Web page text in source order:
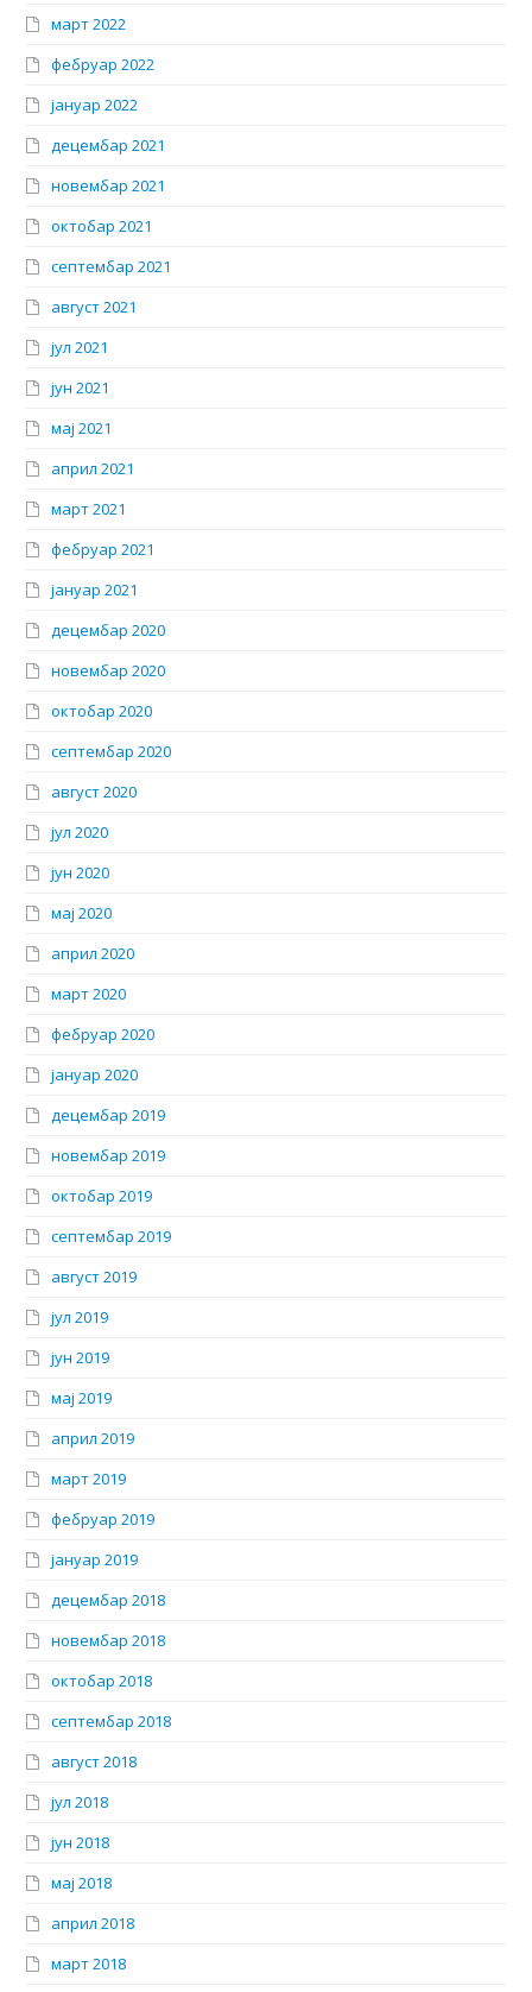
март 2022
фебруар 2022
јануар 2022
децембар 2021
новембар 2021
октобар 2021
септембар 2021
август 2021
јул 2021
јун 2021
мај 2021
април 2021
март 2021
фебруар 2021
јануар 2021
децембар 2020
новембар 2020
октобар 2020
септембар 2020
август 2020
јул 2020
јун 2020
мај 2020
април 2020
март 2020
фебруар 2020
јануар 2020
децембар 2019
новембар 2019
октобар 2019
септембар 2019
август 2019
јул 2019
јун 2019
мај 2019
април 2019
март 2019
фебруар 2019
јануар 2019
децембар 2018
новембар 2018
октобар 2018
септембар 2018
август 2018
јул 2018
јун 2018
мај 2018
април 2018
март 2018